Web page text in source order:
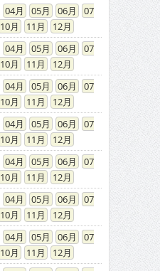
04 05 06
07
10 11
12
04 05 06
07
10 11
12
04 05 06
07
10 11
12
04 05 06
07
10 11
12
04 05 06
07
10 11
12
04 05 06
07
10 11
12
04 05 06
07
10 11
12